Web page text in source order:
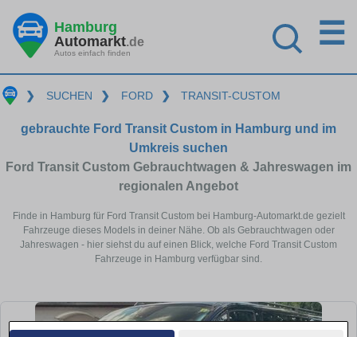
Hamburg
Automarkt.de
Autos einfach finden
☰
❯ SUCHEN ❯ FORD ❯ TRANSIT-CUSTOM
gebrauchte Ford Transit Custom in Hamburg und im
Umkreis suchen
Ford Transit Custom Gebrauchtwagen & Jahreswagen im
regionalen Angebot
Finde in Hamburg für Ford Transit Custom bei Hamburg-Automarkt.de gezielt
Fahrzeuge dieses Models in deiner Nähe. Ob als Gebrauchtwagen oder
Jahreswagen - hier siehst du auf einen Blick, welche Ford Transit Custom
Fahrzeuge in Hamburg verfügbar sind.